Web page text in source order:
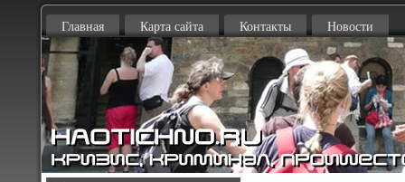
Главная Карта сайта Контакты Новости